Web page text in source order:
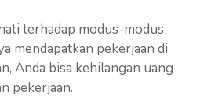
terhadap modus-modus
mendapatkan pekerjaan di
Anda bisa kehilangan uang
pekerjaan.